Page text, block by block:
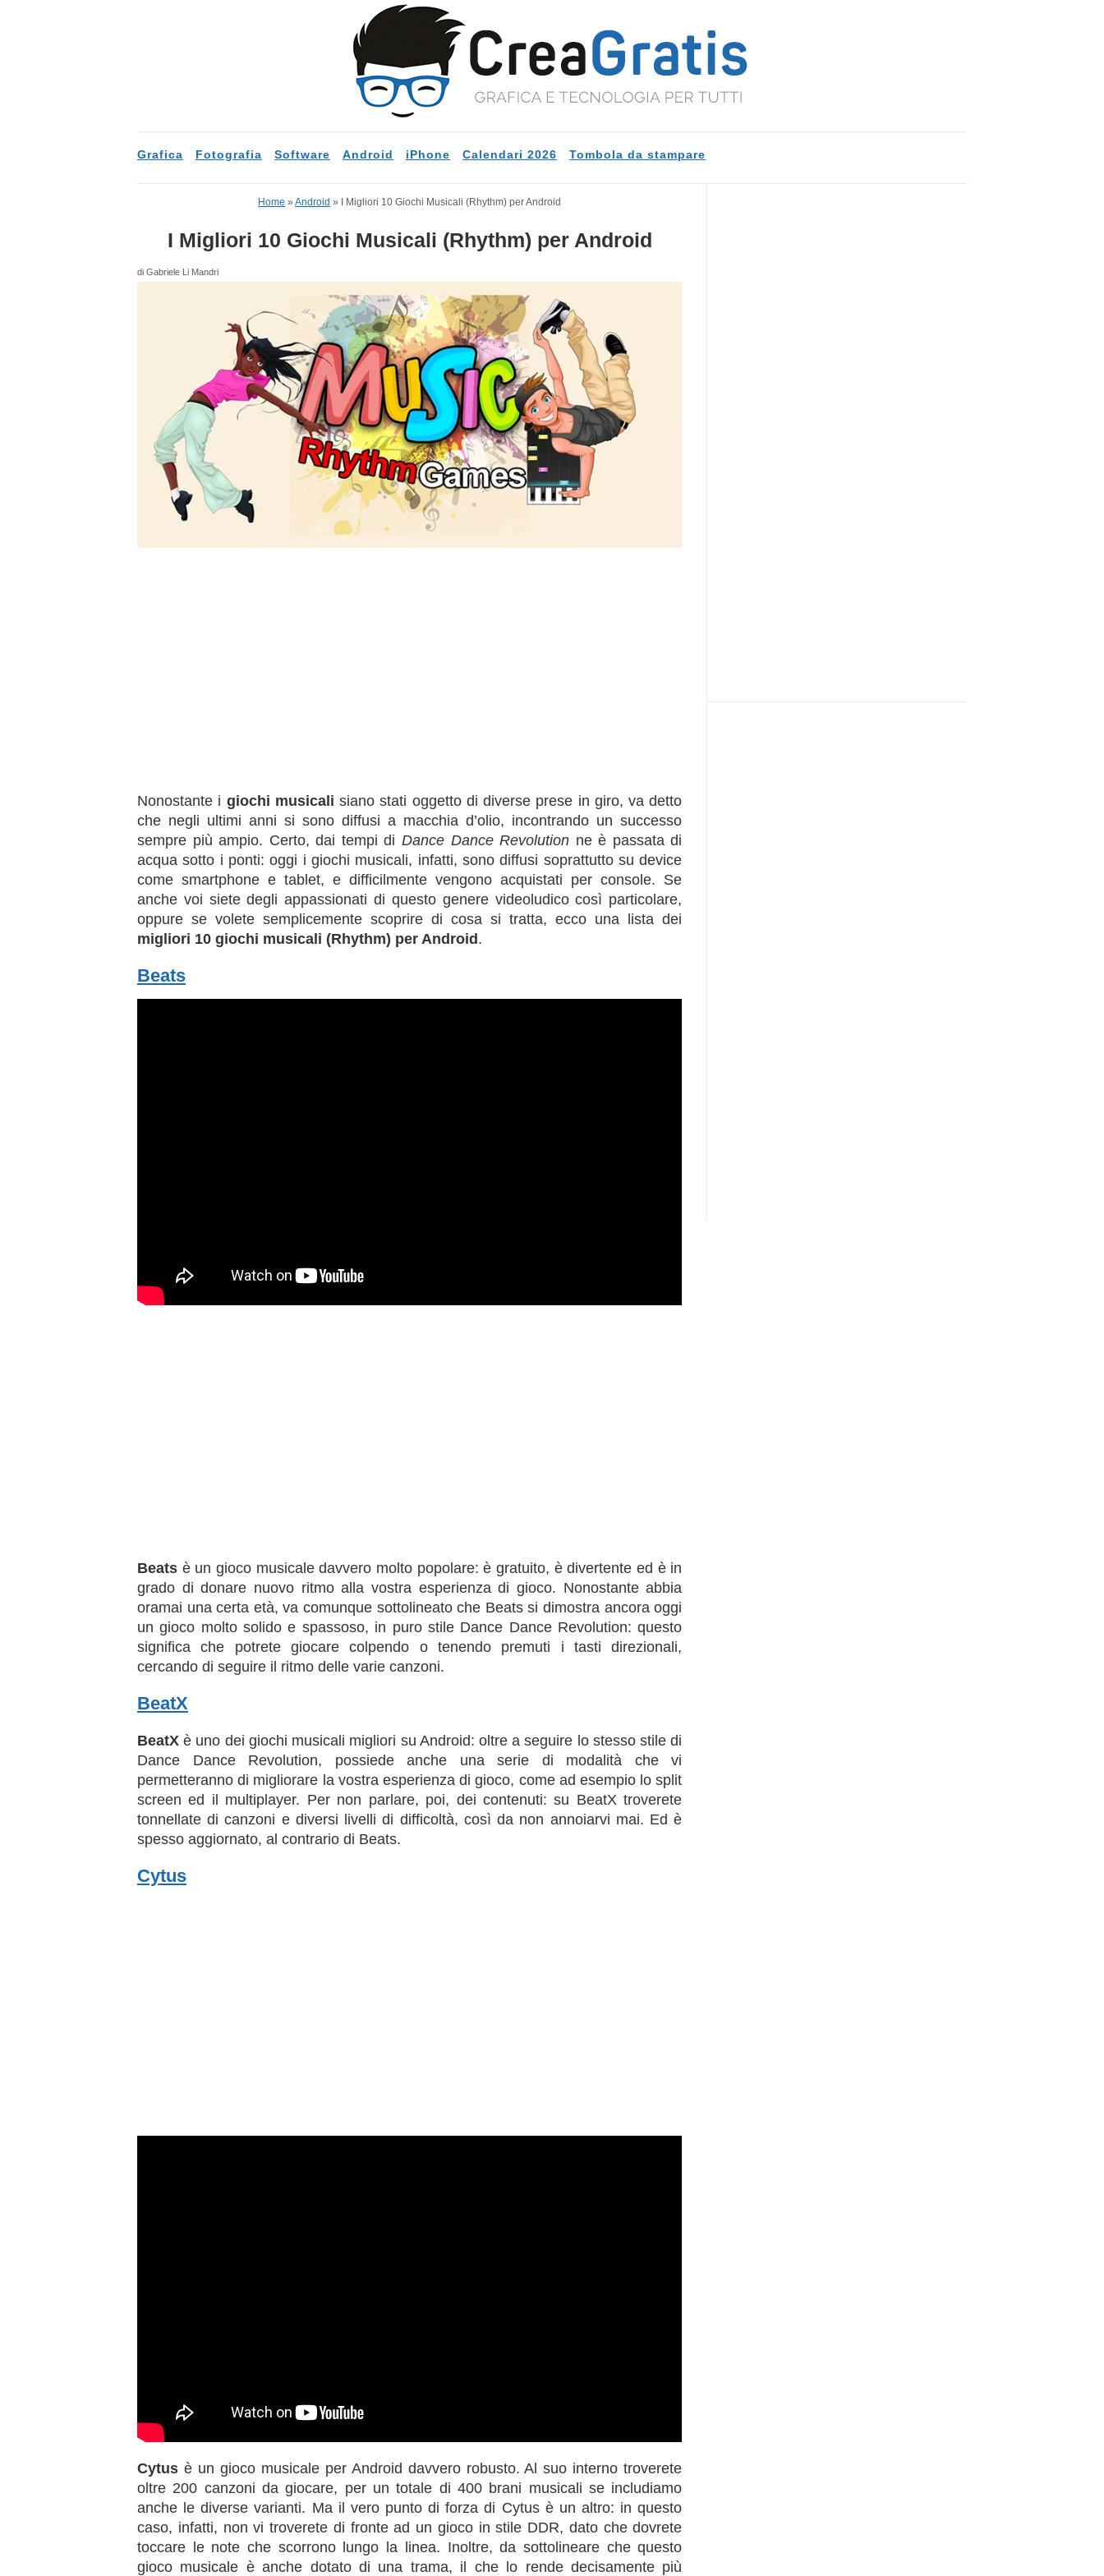
Grafica Fotografia Software Android iPhone Calendari 2026 Tombola da stampare
Home »Android » I Migliori 10 Giochi Musicali (Rhythm) per Android
I Migliori 10 Giochi Musicali (Rhythm) per Android
di Gabriele Li Mandri
Nonostante i giochi musicali siano stati oggetto di diverse prese in giro, va detto
che negli ultimi anni si sono diffusi a macchia d’olio, incontrando un successo
sempre più ampio. Certo, dai tempi di Dance Dance Revolution ne è passata di
acqua sotto i ponti: oggi i giochi musicali, infatti, sono diffusi soprattutto su device
come smartphone e tablet, e difficilmente vengono acquistati per console. Se
anche voi siete degli appassionati di questo genere videoludico così particolare,
oppure se volete semplicemente scoprire di cosa si tratta, ecco una lista dei
migliori 10 giochi musicali (Rhythm) per Android.
Beats
Beats è un gioco musicale davvero molto popolare: è gratuito, è divertente ed è in
grado di donare nuovo ritmo alla vostra esperienza di gioco. Nonostante abbia
oramai una certa età, va comunque sottolineato che Beats si dimostra ancora oggi
un gioco molto solido e spassoso, in puro stile Dance Dance Revolution: questo
significa che potrete giocare colpendo o tenendo premuti i tasti direzionali,
cercando di seguire il ritmo delle varie canzoni.
BeatX
BeatX è uno dei giochi musicali migliori su Android: oltre a seguire lo stesso stile di
Dance Dance Revolution, possiede anche una serie di modalità che vi
permetteranno di migliorare la vostra esperienza di gioco, come ad esempio lo split
screen ed il multiplayer. Per non parlare, poi, dei contenuti: su BeatX troverete
tonnellate di canzoni e diversi livelli di difficoltà, così da non annoiarvi mai. Ed è
spesso aggiornato, al contrario di Beats.
Cytus
Cytus è un gioco musicale per Android davvero robusto. Al suo interno troverete
oltre 200 canzoni da giocare, per un totale di 400 brani musicali se includiamo
anche le diverse varianti. Ma il vero punto di forza di Cytus è un altro: in questo
caso, infatti, non vi troverete di fronte ad un gioco in stile DDR, dato che dovrete
toccare le note che scorrono lungo la linea. Inoltre, da sottolineare che questo
gioco musicale è anche dotato di una trama, il che lo rende decisamente più